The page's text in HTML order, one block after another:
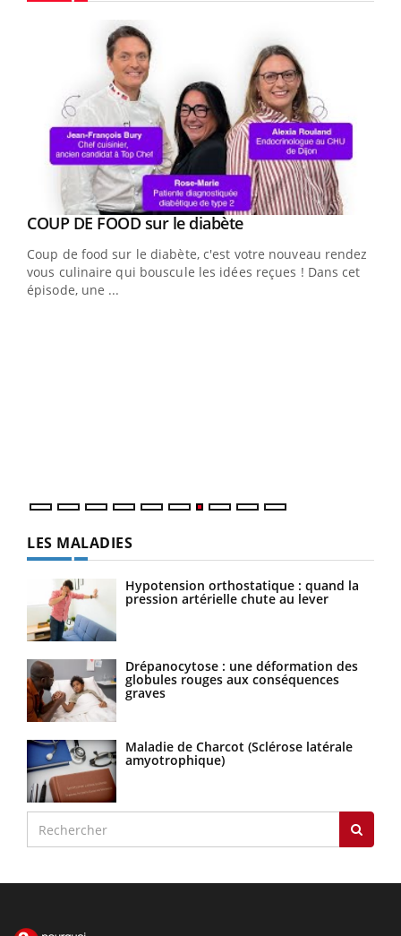
Youtube
COUP DE FOOD sur le diabèteYoutube
Coup de food sur le diabète, c'est votre nouveau rendez-
vous culinaire qui bouscule les idées reçues ! Dans cet
épisode, une ...
LES MALADIES
Hypotension orthostatique : quand la
pression artérielle chute au lever
Drépanocytose : une déformation des
globules rouges aux conséquences
graves
Maladie de Charcot (Sclérose latérale
amyotrophique)